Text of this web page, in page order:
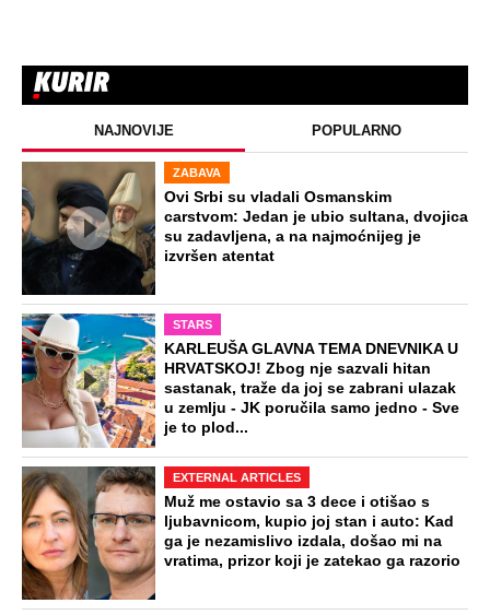
NAJNOVIJE POPULARNO
ZABAVA
Ovi Srbi su vladali Osmanskim
carstvom: Jedan je ubio sultana, dvojica
su zadavljena, a na najmoćnijeg je
izvršen atentat
STARS
KARLEUŠA GLAVNA TEMA DNEVNIKA U
HRVATSKOJ! Zbog nje sazvali hitan
sastanak, traže da joj se zabrani ulazak
u zemlju - JK poručila samo jedno - Sve
je to plod...
EXTERNAL ARTICLES
Muž me ostavio sa 3 dece i otišao s
ljubavnicom, kupio joj stan i auto: Kad
ga je nezamislivo izdala, došao mi na
vratima, prizor koji je zatekao ga razorio